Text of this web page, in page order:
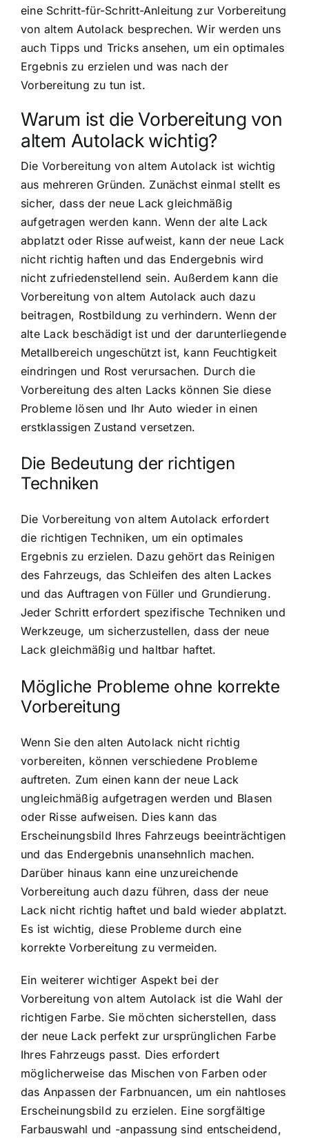
eine Schritt-für-Schritt-Anleitung zur Vorbereitung
von altem Autolack besprechen. Wir werden uns
auch Tipps und Tricks ansehen, um ein optimales
Ergebnis zu erzielen und was nach der
Vorbereitung zu tun ist.
Warum ist die Vorbereitung von
altem Autolack wichtig?
Die Vorbereitung von altem Autolack ist wichtig
aus mehreren Gründen. Zunächst einmal stellt es
sicher, dass der neue Lack gleichmäßig
aufgetragen werden kann. Wenn der alte Lack
abplatzt oder Risse aufweist, kann der neue Lack
nicht richtig haften und das Endergebnis wird
nicht zufriedenstellend sein. Außerdem kann die
Vorbereitung von altem Autolack auch dazu
beitragen, Rostbildung zu verhindern. Wenn der
alte Lack beschädigt ist und der darunterliegende
Metallbereich ungeschützt ist, kann Feuchtigkeit
eindringen und Rost verursachen. Durch die
Vorbereitung des alten Lacks können Sie diese
Probleme lösen und Ihr Auto wieder in einen
erstklassigen Zustand versetzen.
Die Bedeutung der richtigen
Techniken
Die Vorbereitung von altem Autolack erfordert
die richtigen Techniken, um ein optimales
Ergebnis zu erzielen. Dazu gehört das Reinigen
des Fahrzeugs, das Schleifen des alten Lackes
und das Auftragen von Füller und Grundierung.
Jeder Schritt erfordert spezifische Techniken und
Werkzeuge, um sicherzustellen, dass der neue
Lack gleichmäßig und haltbar haftet.
Mögliche Probleme ohne korrekte
Vorbereitung
Wenn Sie den alten Autolack nicht richtig
vorbereiten, können verschiedene Probleme
auftreten. Zum einen kann der neue Lack
ungleichmäßig aufgetragen werden und Blasen
oder Risse aufweisen. Dies kann das
Erscheinungsbild Ihres Fahrzeugs beeinträchtigen
und das Endergebnis unansehnlich machen.
Darüber hinaus kann eine unzureichende
Vorbereitung auch dazu führen, dass der neue
Lack nicht richtig haftet und bald wieder abplatzt.
Es ist wichtig, diese Probleme durch eine
korrekte Vorbereitung zu vermeiden.
Ein weiterer wichtiger Aspekt bei der
Vorbereitung von altem Autolack ist die Wahl der
richtigen Farbe. Sie möchten sicherstellen, dass
der neue Lack perfekt zur ursprünglichen Farbe
Ihres Fahrzeugs passt. Dies erfordert
möglicherweise das Mischen von Farben oder
das Anpassen der Farbnuancen, um ein nahtloses
Erscheinungsbild zu erzielen. Eine sorgfältige
Farbauswahl und -anpassung sind entscheidend,